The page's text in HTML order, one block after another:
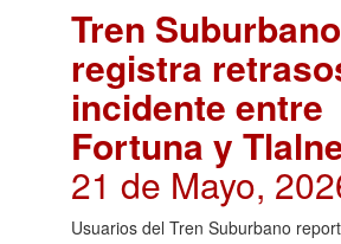
Tren Suburbano
registra
incidente entre
Fortuna y
21 de Mayo,
Usuarios del Tren Suburbano